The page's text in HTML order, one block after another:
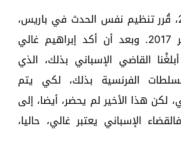
وفي سنة 2017، قُرر تنظيم نفس الحدث في باريس،
بتاريخ 28 أكتوبر 2017. وبعد أن أكد إبراهيم غالي
القاضي الإسباني بذلك، الذي
الفرنسية بذلك، لكي يتم
لكن هذا الأخير لم يحضر، أيضا، إلى
الإسباني يعتبر غالي، حاليا،